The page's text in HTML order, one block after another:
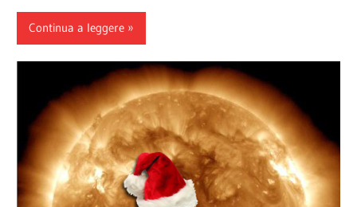
Continua a leggere